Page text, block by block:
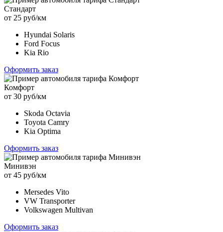
Стандарт
от 25 руб/км
Hyundai Solaris
Ford Focus
Kia Rio
Оформить заказ
Комфорт
от 30 руб/км
Skoda Octavia
Toyota Camry
Kia Optima
Оформить заказ
Минивэн
от 45 руб/км
Mersedes Vito
VW Transporter
Volkswagen Multivan
Оформить заказ